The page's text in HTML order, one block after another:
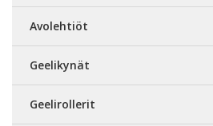
Avolehtiöt
Geelikynät
Geelirollerit